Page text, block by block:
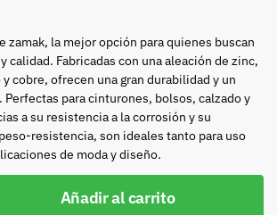
zamak, la mejor opción para quienes buscan
calidad. Fabricadas con una aleación de zinc,
cobre, ofrecen una gran durabilidad y un
Perfectas para cinturones, bolsos, calzado y
a su resistencia a la corrosión y su
resistencia, son ideales tanto para uso
de moda y diseño.
Añadir al carrito